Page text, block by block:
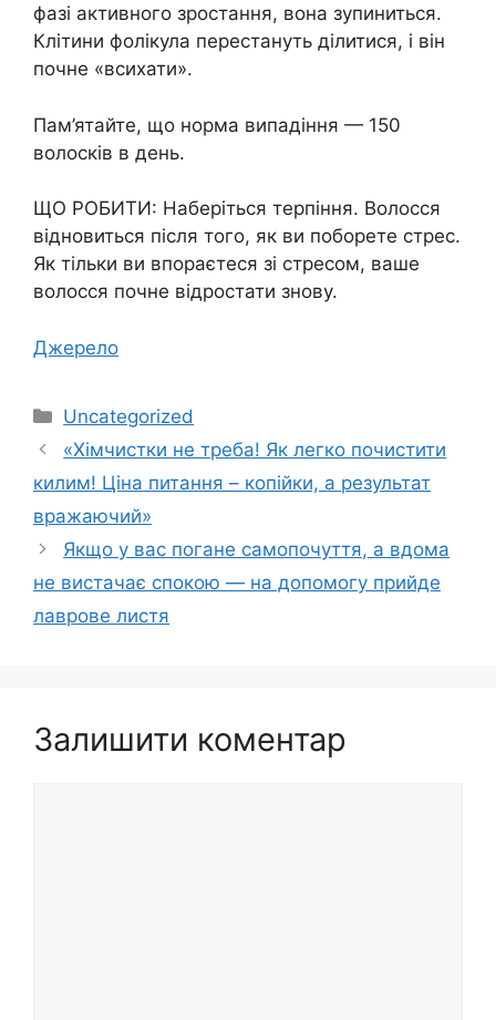
фазі активного зростання, вона зупиниться.
Клітини фолікула перестануть ділитися, і він
почне «всихати».
Пам’ятайте, що норма випадіння — 150
волосків в день.
ЩО РОБИТИ: Наберіться терпіння. Волосся
відновиться після того, як ви поборете стрес.
Як тільки ви впораєтеся зі стресом, ваше
волосся почне відростати знову.
Джерело
Категорії
Uncategorized
«Хімчистки не треба! Як легко почистити
килим! Ціна питання – копійки, а результат
вражаючий»
Якщо у вас погане самопочуття, а вдома
не вистачає спокою — на допомогу прийде
лаврове листя
Залишити коментар